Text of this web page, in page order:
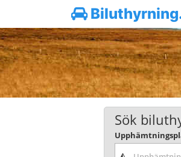
Sök